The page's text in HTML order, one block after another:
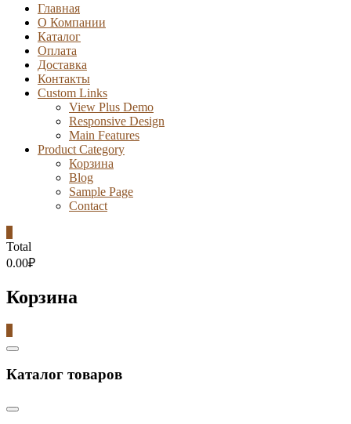
Главная
О Компании
Каталог
Оплата
Доставка
Контакты
Custom Links
View Plus Demo
Responsive Design
Main Features
Product Category
Корзина
Blog
Sample Page
Contact
Total
0.00₽
Корзина
Catalog
Каталог товаров